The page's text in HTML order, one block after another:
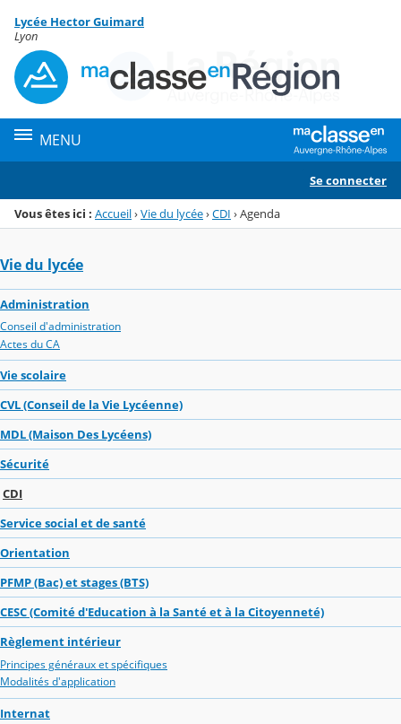
Menu de la rubrique
Contenu
Lycée Hector Guimard
Lyon
MENU
Se connecter
Vous êtes ici : Accueil›Vie du lycée›CDI ›Agenda
Vie du lycée
Administration
Conseil d'administration
Actes du CA
Vie scolaire
CVL (Conseil de la Vie Lycéenne)
MDL (Maison Des Lycéens)
Sécurité
CDI
Service social et de santé
Orientation
PFMP (Bac) et stages (BTS)
CESC (Comité d'Education à la Santé et à la Citoyenneté)
Règlement intérieur
Principes généraux et spécifiques
Modalités d'application
Internat